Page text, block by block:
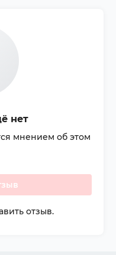
нет
мнением об этом
отзыв.